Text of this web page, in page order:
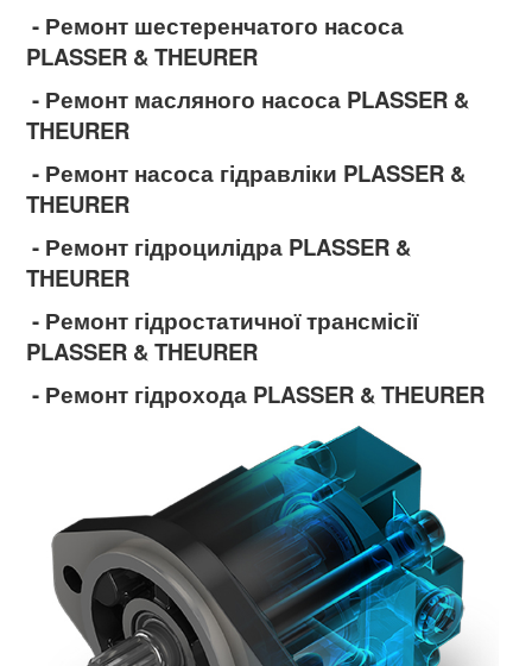
- Ремонт шестеренчатого насоса
PLASSER & THEURER
- Ремонт масляного насоса PLASSER &
THEURER
- Ремонт насоса гідравліки PLASSER &
THEURER
- Ремонт гідроцилідра PLASSER &
THEURER
- Ремонт гідростатичної трансмісії
PLASSER & THEURER
- Ремонт гідрохода PLASSER & THEURER